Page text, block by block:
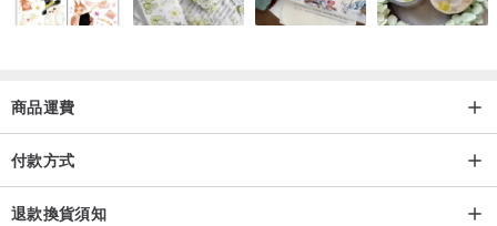
商品運費
付款方式
退款換貨須知